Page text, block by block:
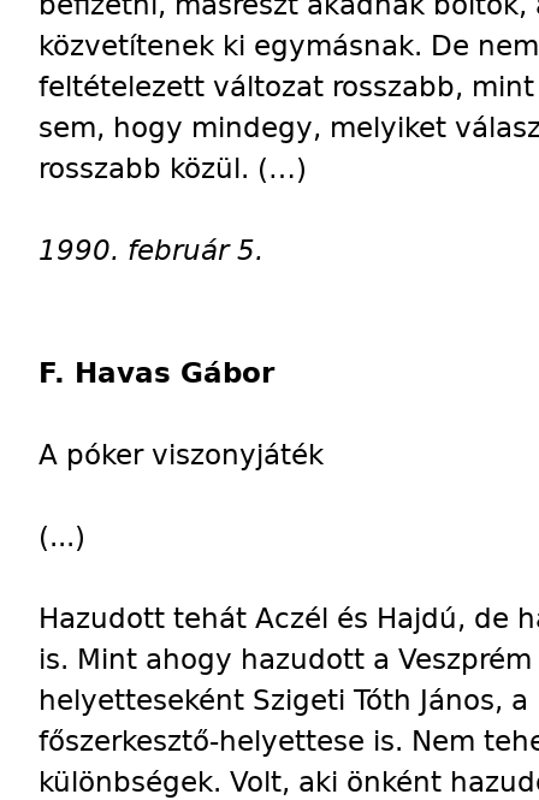
közvetítenek ki egymásnak. De
feltételezett változat rosszabb,
sem, hogy mindegy, melyiket
rosszabb közül. (…)
1990. február 5.
F. Havas Gábor
A póker viszonyjáték
(...)
Hazudott tehát Aczél és Hajdú, de
is. Mint ahogy hazudott a
helyetteseként Szigeti Tóth János,
főszerkesztő-helyettese is. Nem
különbségek. Volt, aki önként